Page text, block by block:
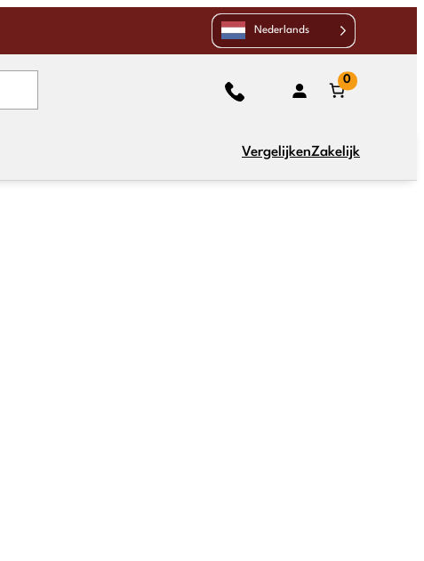
Nederlands
0
VergelijkenZakelijk